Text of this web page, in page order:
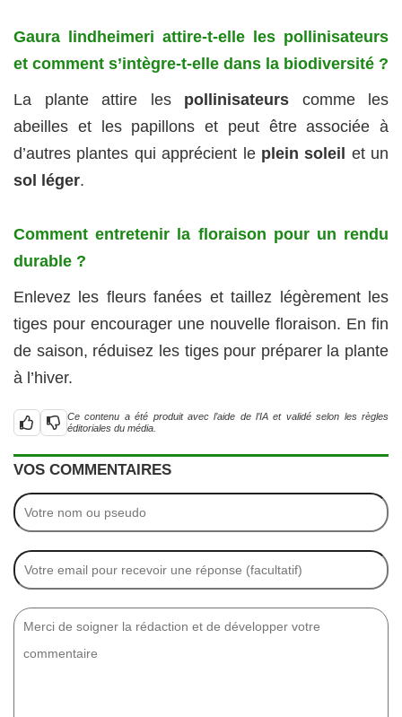
Gaura lindheimeri attire-t-elle les pollinisateurs
et comment s’intègre-t-elle dans la biodiversité ?
La plante attire les pollinisateurs comme les
abeilles et les papillons et peut être associée à
d’autres plantes qui apprécient le plein soleil
et un
sol léger.
Comment entretenir la floraison pour un rendu
durable ?
Enlevez les fleurs fanées et taillez légèrement les
tiges pour encourager une nouvelle floraison. En fin
de saison, réduisez les tiges pour préparer la plante
à l’hiver.
Ce contenu a été produit avec l’aide de l’IA et validé selon les règles
éditoriales du média.
VOS COMMENTAIRES